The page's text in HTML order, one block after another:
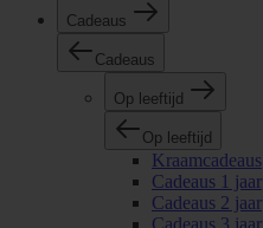
Cadeaus
Cadeaus
Op leeftijd
Op leeftijd
Kraamcadeaus
Cadeaus 1 jaar
Cadeaus 2 jaar
Cadeaus 3 jaar